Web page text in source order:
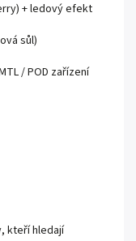
+ ledový efekt
sůl)
/ POD zařízení
kteří hledají